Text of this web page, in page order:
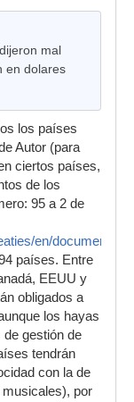
mal
en dolares
los países
Autor (para
ciertos países,
de los
95 a 2 de
en/documents/
países. Entre
EEUU y
obligados a
los hayas
de gestión de
tendrán
con la de
por